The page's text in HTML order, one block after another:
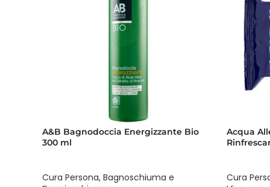
A&B Bagnodoccia Energizzante Bio
300 ml
Cura Persona, Bagnoschiuma e
Acqua
Cura